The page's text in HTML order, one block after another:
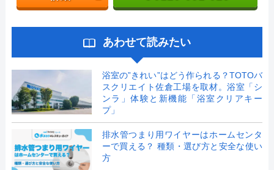
あわせて読みたい
浴室の”きれい”はどう作られる？TOTOバ
スクリエイト佐倉工場を取材。浴室「シ
ンラ」体験と新機能「浴室クリアキー
プ」
排水管つまり用ワイヤーはホームセンタ
ーで買える？ 種類・選び方と安全な使い
方